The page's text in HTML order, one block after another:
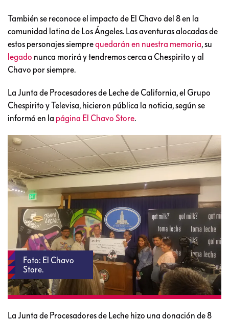
También se reconoce el impacto de El Chavo del 8 en la
comunidad latina de Los Ángeles. Las aventuras alocadas de
estos personajes siemprequedarán en nuestra memoria, su
legado nunca morirá y tendremos cerca a Chespirito y al
Chavo por siempre.
La Junta de Procesadores de Leche de California, el Grupo
Chespirito y Televisa, hicieron pública la noticia, según se
informó en la página El Chavo Store.
Foto: El Chavo
Store.
La Junta de Procesadores de Leche hizo una donación de 8